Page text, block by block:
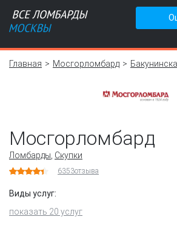
Главная Мосгорломбард
Мосгорломбард
Ломбарды Скупки
6353отзыва
Виды услуг:
показать 20 услуг